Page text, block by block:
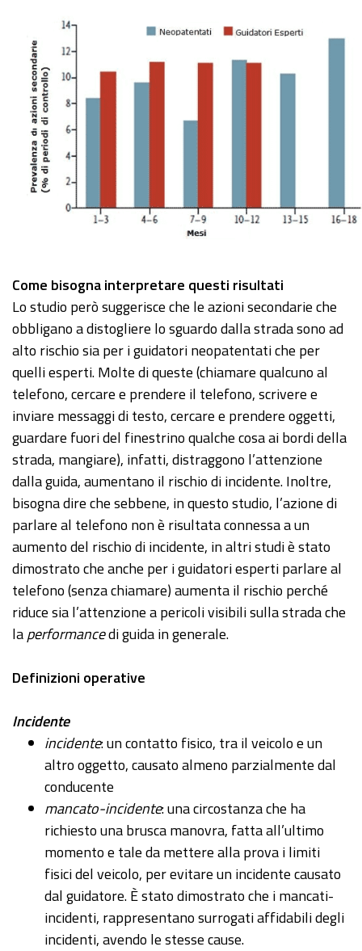
Come bisogna interpretare questi risultati
Lo studio però suggerisce che le azioni secondarie che
obbligano a distogliere lo sguardo dalla strada sono ad
alto rischio sia per i guidatori neopatentati che per
quelli esperti. Molte di queste (chiamare qualcuno al
telefono, cercare e prendere il telefono, scrivere e
inviare messaggi di testo, cercare e prendere oggetti,
guardare fuori del finestrino qualche cosa ai bordi della
strada, mangiare), infatti, distraggono l’attenzione
dalla guida, aumentano il rischio di incidente. Inoltre,
bisogna dire che sebbene, in questo studio, l’azione di
parlare al telefono non è risultata connessa a un
aumento del rischio di incidente, in altri studi è stato
dimostrato che anche per i guidatori esperti parlare al
telefono (senza chiamare) aumenta il rischio perché
riduce sia l’attenzione a pericoli visibili sulla strada che
laperformancedi guida in generale.
Definizioni operative
Incidente
incidente: un contatto fisico, tra il veicolo e un
altro oggetto, causato almeno parzialmente dal
conducente
mancato-incidente: una circostanza che ha
richiesto una brusca manovra, fatta all’ultimo
momento e tale da mettere alla prova i limiti
fisici del veicolo, per evitare un incidente causato
dal guidatore. È stato dimostrato che i mancati-
incidenti, rappresentano surrogati affidabili degli
incidenti, avendo le stesse cause.